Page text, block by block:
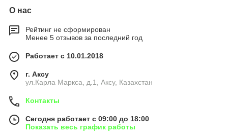
О нас
Рейтинг не сформирован
Менее 5 отзывов за последний год
Работает с 10.01.2018
г. Аксу
ул.Карла Маркса, д.1, Аксу, Казахстан
Контакты
Сегодня работает с 09:00 до 18:00
Показать весь график работы